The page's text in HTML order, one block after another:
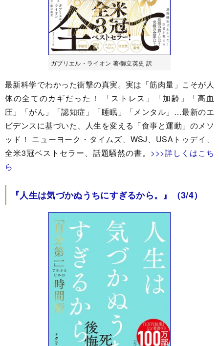
ガブリエル・ライオン 著/御立英史 訳
最新科学でわかった衝撃の真実。実は「筋肉量」こそが人
体の全てのカギだった！ 「ストレス」「加齢」「高血
圧」「がん」「認知症」「睡眠」「メンタル」…最新のエ
ビデンスに基づいた、人生を変える「食事と運動」のメソ
ッド！ ニューヨーク・タイムズ、WSJ、USAトゥデイ、
全米3冠ベストセラー、話題騒然の書。 >>>詳しくはこち
ら
『人生は気づかぬうちにすぎるから。』（3/4）